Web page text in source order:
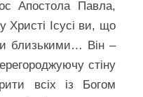
Апостола Павла,
Христі Ісусі ви, що
близькими… Він –
стіну
всіх із Богом